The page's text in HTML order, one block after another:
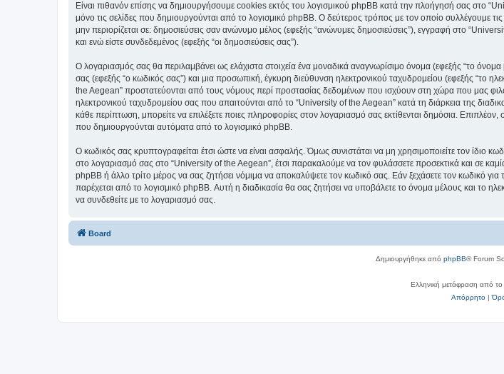
Είναι πιθανόν επίσης να δημιουργήσουμε cookies εκτός του λογισμικού phpBB κατά την πλοήγησή σας στο
μόνο τις σελίδες που δημιουργούνται από το λογισμικό phpBB. Ο δεύτερος τρόπος με τον οποίο συλλέγουμε
μην περιορίζεται σε: δημοσιεύσεις σαν ανώνυμο μέλος (εφεξής “ανώνυμες δημοσιεύσεις”), εγγραφή στο
και ενώ είστε συνδεδεμένος (εφεξής “οι δημοσιεύσεις σας”).
Ο λογαριασμός σας θα περιλαμβάνει ως ελάχιστα στοιχεία ένα μοναδικά αναγνωρίσιμο όνομα (εφεξής “το
σας (εφεξής “ο κωδικός σας”) και μια προσωπική, έγκυρη διεύθυνση ηλεκτρονικού ταχυδρομείου (εφεξής “το
the Aegean” προστατεύονται από τους νόμους περί προστασίας δεδομένων που ισχύουν στη χώρα που μας
ηλεκτρονικού ταχυδρομείου σας που απαιτούνται από το “University of the Aegean” κατά τη διάρκεια της
κάθε περίπτωση, μπορείτε να επιλέξετε ποιες πληροφορίες στον λογαριασμό σας εκτίθενται δημόσια.
που δημιουργούνται αυτόματα από το λογισμικό phpBB.
Ο κωδικός σας κρυπτογραφείται έτσι ώστε να είναι ασφαλής. Όμως συνιστάται να μη χρησιμοποιείτε τον ίδιο
στο λογαριασμό σας στο “University of the Aegean”, έτσι παρακαλούμε να τον φυλάσσετε προσεκτικά και σε
phpBB ή άλλο τρίτο μέρος να σας ζητήσει νόμιμα να αποκαλύψετε τον κωδικό σας. Εάν ξεχάσετε τον κωδικό
παρέχεται από το λογισμικό phpBB. Αυτή η διαδικασία θα σας ζητήσει να υποβάλετε το όνομα μέλους και το
να συνδεθείτε με το λογαριασμό σας.
Board
Δημιουργήθηκε από phpBB® Forum
Ελληνική μετάφραση από το
Απόρρητο|